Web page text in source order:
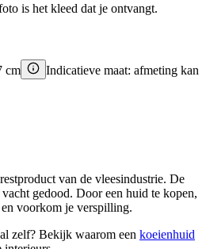
is het kleed dat je ontvangt.
cm
Indicatieve maat: afmeting kan
van de vleesindustrie. De
gedood. Door een huid te kopen,
voorkom je verspilling.
zelf? Bekijk waarom een koeienhuid